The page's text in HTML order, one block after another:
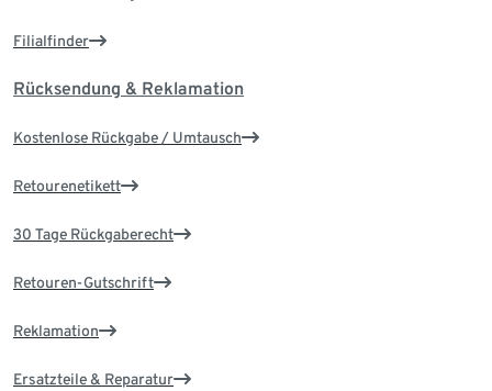
Filialfinder
Rücksendung & Reklamation
Kostenlose Rückgabe / Umtausch
Retourenetikett
30 Tage Rückgaberecht
Retouren-Gutschrift
Reklamation
Ersatzteile & Reparatur